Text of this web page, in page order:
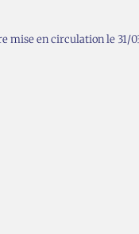
mise en circulation le 31/